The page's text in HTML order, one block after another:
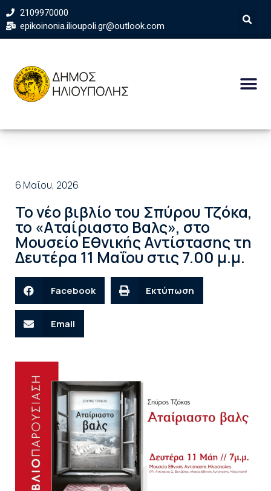
2109970000
epikoinonia.ilioupoli.gr@outlook.com
6 Μαΐου, 2026
Το νέο βιβλίο του Σπύρου Τζόκα,
το «Αταίριαστο Βαλς», στο
Μουσείο Εθνικής Αντίστασης τη
Δευτέρα 11 Μαΐου στις 7.00 μ.μ.
Facebook Εκτύπωση
Email